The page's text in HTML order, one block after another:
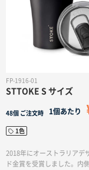
FP-1916-01
STTOKE S サイズ
48個 ご注文時 1個あたり
1色
2018年にオーストラリアデ
ド金賞を受賞しました。内